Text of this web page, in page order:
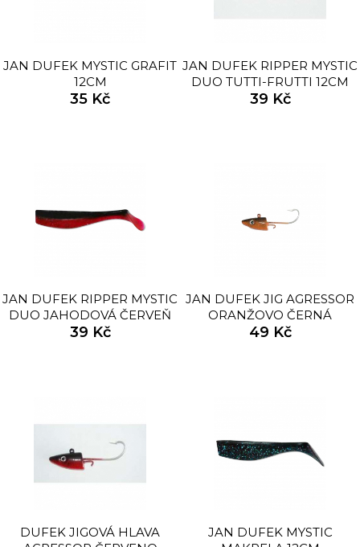
JAN DUFEK MYSTIC GRAFIT
12CM
35 Kč
JAN DUFEK RIPPER MYSTIC
DUO TUTTI-FRUTTI 12CM
39 Kč
JAN DUFEK RIPPER MYSTIC
DUO JAHODOVÁ ČERVEŇ
12CM
39 Kč
JAN DUFEK JIG AGRESSOR
ORANŽOVO ČERNÁ
49 Kč
DUFEK JIGOVÁ HLAVA
JAN DUFEK MYSTIC